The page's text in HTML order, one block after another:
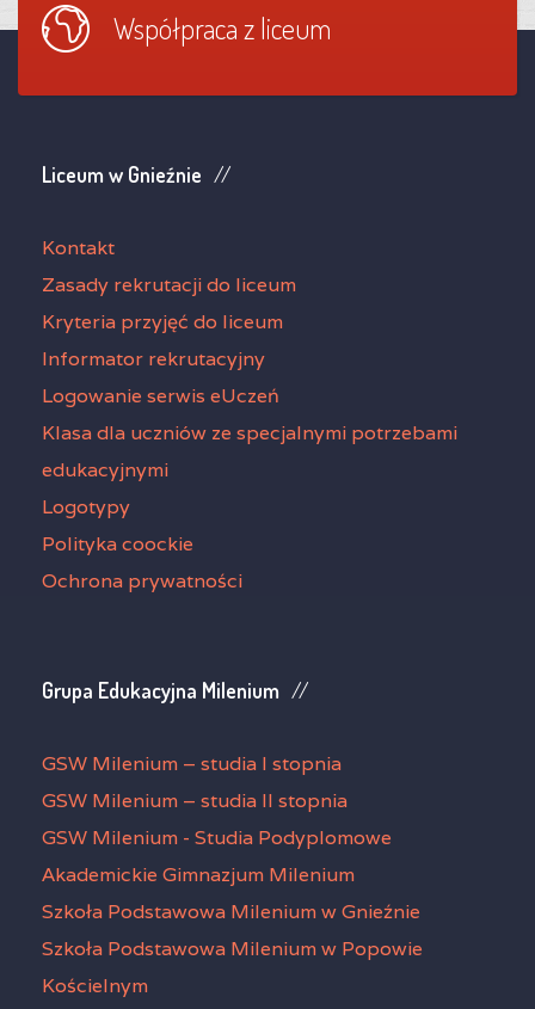
Współpraca z liceum
Liceum w Gnieźnie
Kontakt
Zasady rekrutacji do liceum
Kryteria przyjęć do liceum
Informator rekrutacyjny
Logowanie serwis eUczeń
Klasa dla uczniów ze specjalnymi potrzebami
edukacyjnymi
Logotypy
Polityka coockie
Ochrona prywatności
Grupa Edukacyjna Milenium
GSW Milenium – studia I stopnia
GSW Milenium – studia II stopnia
GSW Milenium - Studia Podyplomowe
Akademickie Gimnazjum Milenium
Szkoła Podstawowa Milenium w Gnieźnie
Szkoła Podstawowa Milenium w Popowie
Kościelnym